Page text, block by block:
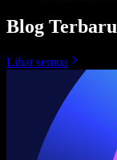
Blog Terbaru
Lihat semua